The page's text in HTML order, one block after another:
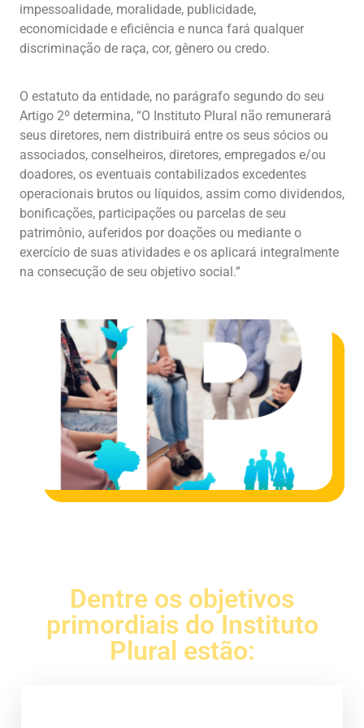
impessoalidade, moralidade, publicidade,
economicidade e eficiência e nunca fará qualquer
discriminação de raça, cor, gênero ou credo.
O estatuto da entidade, no parágrafo segundo do seu
Artigo 2º determina, “O Instituto Plural não remunerará
seus diretores, nem distribuirá entre os seus sócios ou
associados, conselheiros, diretores, empregados e/ou
doadores, os eventuais contabilizados excedentes
operacionais brutos ou líquidos, assim como dividendos,
bonificações, participações ou parcelas de seu
patrimônio, auferidos por doações ou mediante o
exercício de suas atividades e os aplicará integralmente
na consecução de seu objetivo social.”
Dentre os objetivos
primordiais do Instituto
Plural estão: